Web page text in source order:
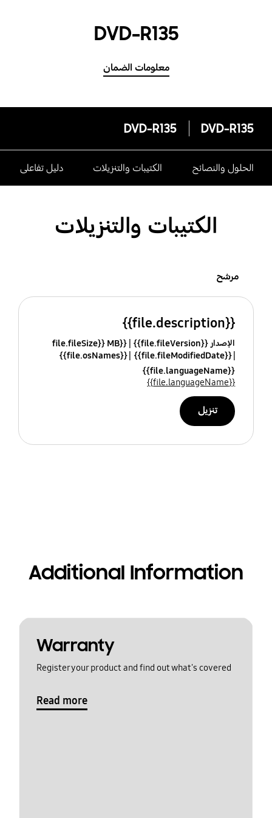
DVD-R135
معلومات الضمان
DVD-R135
DVD-R135
الحلول والنصائح الكتيبات والتنزيلات دليل تفاعلى
الكتيبات والتنزيلات
مرشح
{{file.description}}
الإصدار {{file.fileVersion}}
{{file.fileSize}} MB
{{file.fileModifiedDate}}
{{file.osNames}}
{{file.languageName}}
{{file.languageName}}
تنزيل
Additional Information
Warranty
Register your product and find out what's covered
Read more